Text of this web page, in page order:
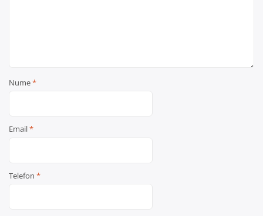
Nume*
Email*
Telefon *